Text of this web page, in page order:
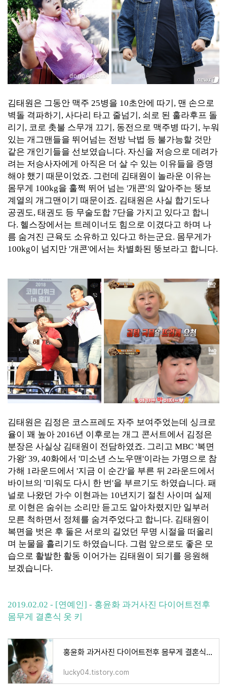
김태원은 그동안 맥주 25병을 10초안에 따기, 맨 손으로
벽돌 격파하기, 사다리 타고 줄넘기, 쇠로 된 훌라후프 돌
리기, 코로 촛불 스무개 끄기, 동전으로 맥주병 따기, 누워
있는 개그맨들을 뛰어넘는 전방 낙법 등 불가능할 것만
같은 개인기들을 선보였습니다. 자신을 저승으로 데려가
려는 저승사자에게 아직은 더 살 수 있는 이유들을 증명
해야 했기 때문이었죠. 그런데 김태원이 놀라운 이유는
몸무게 100kg을 훌쩍 뛰어 넘는 '개콘'의 알아주는 뚱보
계열의 개그맨이기 때문이죠. 김태원은 사실 합기도나
공권도, 태권도 등 무술도합 7단을 가지고 있다고 합니
다. 헬스장에서는 트레이너도 힘으로 이겼다고 하며 나
름 숨겨진 근육도 소유하고 있다고 하는군요. 몸무게가
100kg이 넘지만 '개콘'에서는 차별화된 뚱보라고 합니다.
김태원은 김정은 코스프레도 자주 보여주었는데 싱크로
율이 꽤 높아 2016년 이후로는 개그 콘서트에서 김정은
분장은 사실상 김태원이 전담하였죠. 그리고 MBC '복면
가왕' 39, 40화에서 '미소년 스노우맨'이라는 가명으로 참
가해 1라운드에서 '지금 이 순간'을 부른 뒤 2라운드에서
바이브의 '미워도 다시 한 번'을 부르기도 하였습니다. 패
널로 나왔던 가수 이현과는 10년지기 절친 사이며 실제
로 이현은 숨쉬는 소리만 듣고도 알아차렸지만 일부러
모른 척하면서 정체를 숨겨주었다고 합니다. 김태원이
복면을 벗은 후 둘은 서로의 길었던 무명 시절을 떠올리
며 눈물을 흘리기도 하였습니다. 그럼 앞으로도 좋은 모
습으로 활발한 활동 이어가는 김태원이 되기를 응원해
보겠습니다.
2019.02.02 - [연예인] - 홍윤화 과거사진 다이어트전후
몸무게 결혼식 옷 키
홍윤화 과거사진 다이어트전후 몸무게 결혼식 옷 키
lucky04.tistory.com